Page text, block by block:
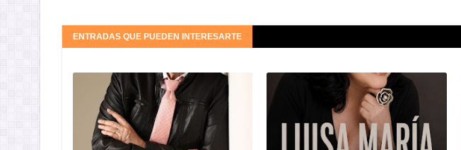
ENTRADAS QUE PUEDEN INTERESARTE